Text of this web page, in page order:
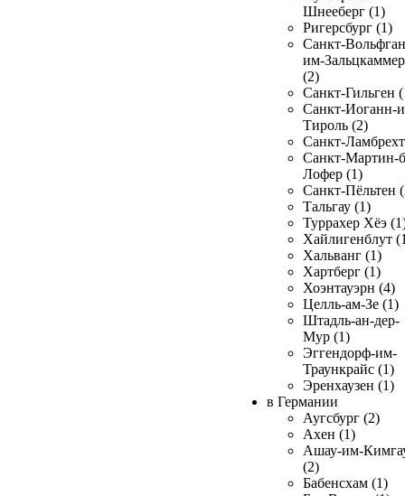
Шнееберг (1)
Ригерсбург (1)
Санкт-
им-
(2)
Санкт-Гильген
Санкт-Иоганн-
Тироль (2)
Санкт-
Санкт-Мартин-
Лофер (1)
Санкт-Пёльтен
Тальгау (1)
Туррахер Хёэ
Хайлигенблут
Хальванг (1)
Хартберг (1)
Хоэнтауэрн (4)
Целль-ам-Зе (1)
Штадль-ан-дер-
Мур (1)
Эггендорф-им-
Траункрайс (1)
Эренхаузен (1)
в Германии
Аугсбург (2)
Ахен (1)
Ашау-им-
(2)
Бабенсхам (1)